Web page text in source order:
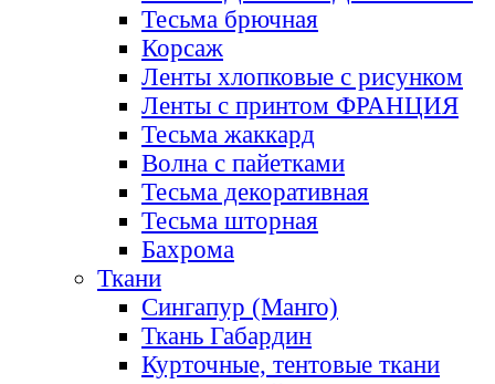
Тесьма брючная
Корсаж
Ленты хлопковые с рисунком
Ленты с принтом ФРАНЦИЯ
Тесьма жаккард
Волна с пайетками
Тесьма декоративная
Тесьма шторная
Бахрома
Ткани
Сингапур (Манго)
Ткань Габардин
Курточные, тентовые ткани